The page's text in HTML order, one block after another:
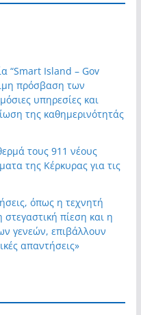
“Smart Island – Gov
πρόσβαση των
υπηρεσίες και
της καθημερινότητάς
τους 911 νέους
της Κέρκυρας για τις
όπως η τεχνητή
πίεση και η
γενεών, επιβάλλουν
απαντήσεις»